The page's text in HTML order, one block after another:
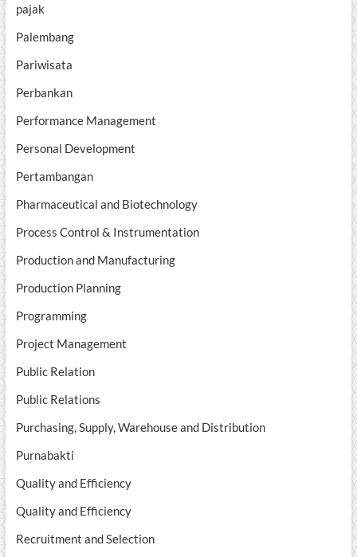
pajak
Palembang
Pariwisata
Perbankan
Performance Management
Personal Development
Pertambangan
Pharmaceutical and Biotechnology
Process Control & Instrumentation
Production and Manufacturing
Production Planning
Programming
Project Management
Public Relation
Public Relations
Purchasing, Supply, Warehouse and Distribution
Purnabakti
Quality and Efficiency
Quality and Efficiency
Recruitment and Selection